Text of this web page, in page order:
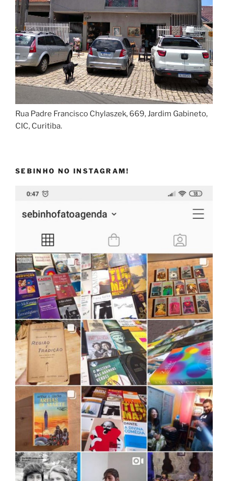
Rua Padre Francisco Chylaszek, 669, Jardim Gabineto,
CIC, Curitiba.
SEBINHO NO INSTAGRAM!